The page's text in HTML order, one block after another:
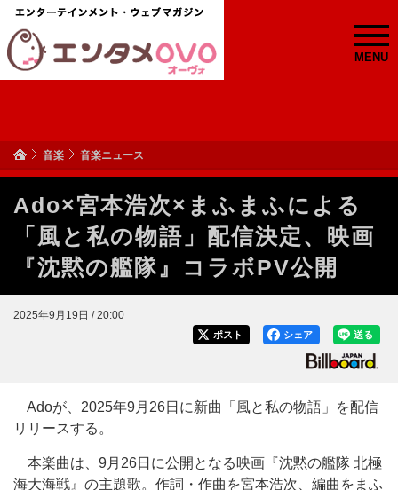
MENU
音楽 音楽ニュース
Ado×宮本浩次×まふまふによる
「風と私の物語」配信決定、映画
『沈黙の艦隊』コラボPV公開
2025年9月19日 / 20:00
送る
シェア
ポスト
Adoが、2025年9月26日に新曲「風と私の物語」を配信
リリースする。
本楽曲は、9月26日に公開となる映画『沈黙の艦隊 北極
海大海戦』の主題歌。作詞・作曲を宮本浩次、編曲をまふ